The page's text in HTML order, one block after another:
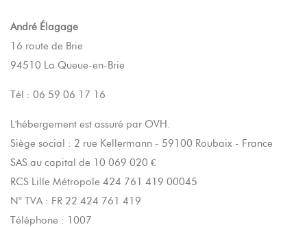
André Élagage
16 route de Brie
94510 La Queue-en-Brie
Tél : 06 59 06 17 16
L'hébergement est assuré par OVH.
Siège social : 2 rue Kellermann - 59100 Roubaix - France
SAS au capital de 10 069 020 €
RCS Lille Métropole 424 761 419 00045
N° TVA : FR 22 424 761 419
Téléphone : 1007